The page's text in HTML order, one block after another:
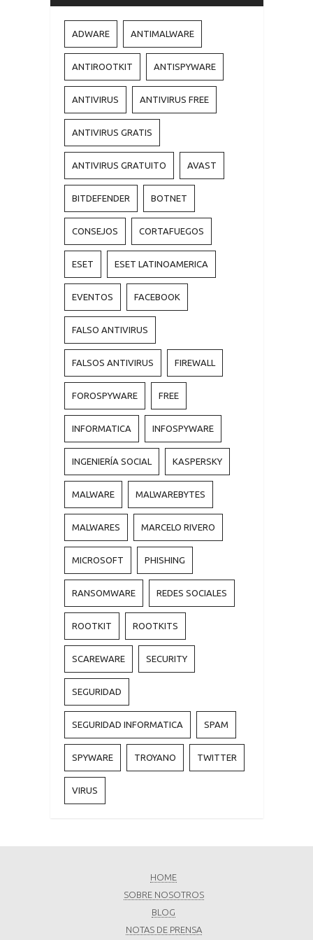
ADWARE ANTIMALWARE
ANTIROOTKIT ANTISPYWARE
ANTIVIRUS ANTIVIRUS FREE
ANTIVIRUS GRATIS
ANTIVIRUS GRATUITO AVAST
BITDEFENDER BOTNET
CONSEJOS CORTAFUEGOS
ESET ESET LATINOAMERICA
EVENTOS FACEBOOK
FALSO ANTIVIRUS
FALSOS ANTIVIRUS FIREWALL
FOROSPYWARE FREE
INFORMATICA INFOSPYWARE
INGENIERÍA SOCIAL KASPERSKY
MALWARE MALWAREBYTES
MALWARES MARCELO RIVERO
MICROSOFT PHISHING
RANSOMWARE REDES SOCIALES
ROOTKIT ROOTKITS
SCAREWARE SECURITY
SEGURIDAD
SEGURIDAD INFORMATICA SPAM
SPYWARE TROYANO TWITTER
VIRUS
HOME
SOBRE NOSOTROS
BLOG
NOTAS DE PRENSA